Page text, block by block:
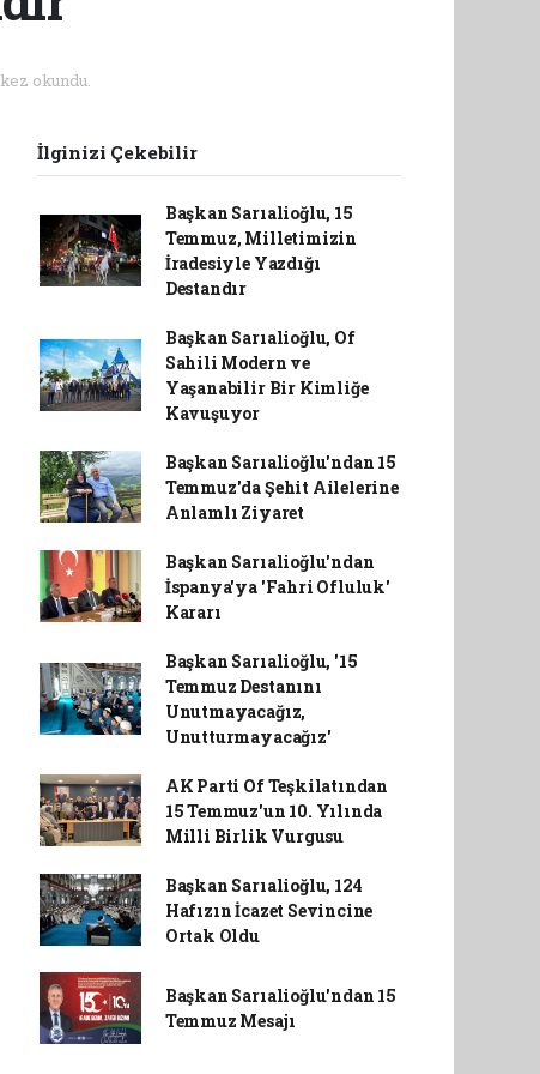
okundu.
İlginizi Çekebilir
Başkan Sarıalioğlu, 15
Temmuz, Milletimizin
İradesiyle Yazdığı
Destandır
Başkan Sarıalioğlu, Of
Sahili Modern ve
Yaşanabilir Bir Kimliğe
Kavuşuyor
Başkan Sarıalioğlu'ndan 15
Temmuz'da Şehit Ailelerine
Anlamlı Ziyaret
Başkan Sarıalioğlu'ndan
İspanya'ya 'Fahri Ofluluk'
Kararı
Başkan Sarıalioğlu, '15
Temmuz Destanını
Unutmayacağız,
Unutturmayacağız'
AK Parti Of Teşkilatından
15 Temmuz'un 10. Yılında
Milli Birlik Vurgusu
Başkan Sarıalioğlu, 124
Hafızın İcazet Sevincine
Ortak Oldu
Başkan Sarıalioğlu'ndan 15
Temmuz Mesajı